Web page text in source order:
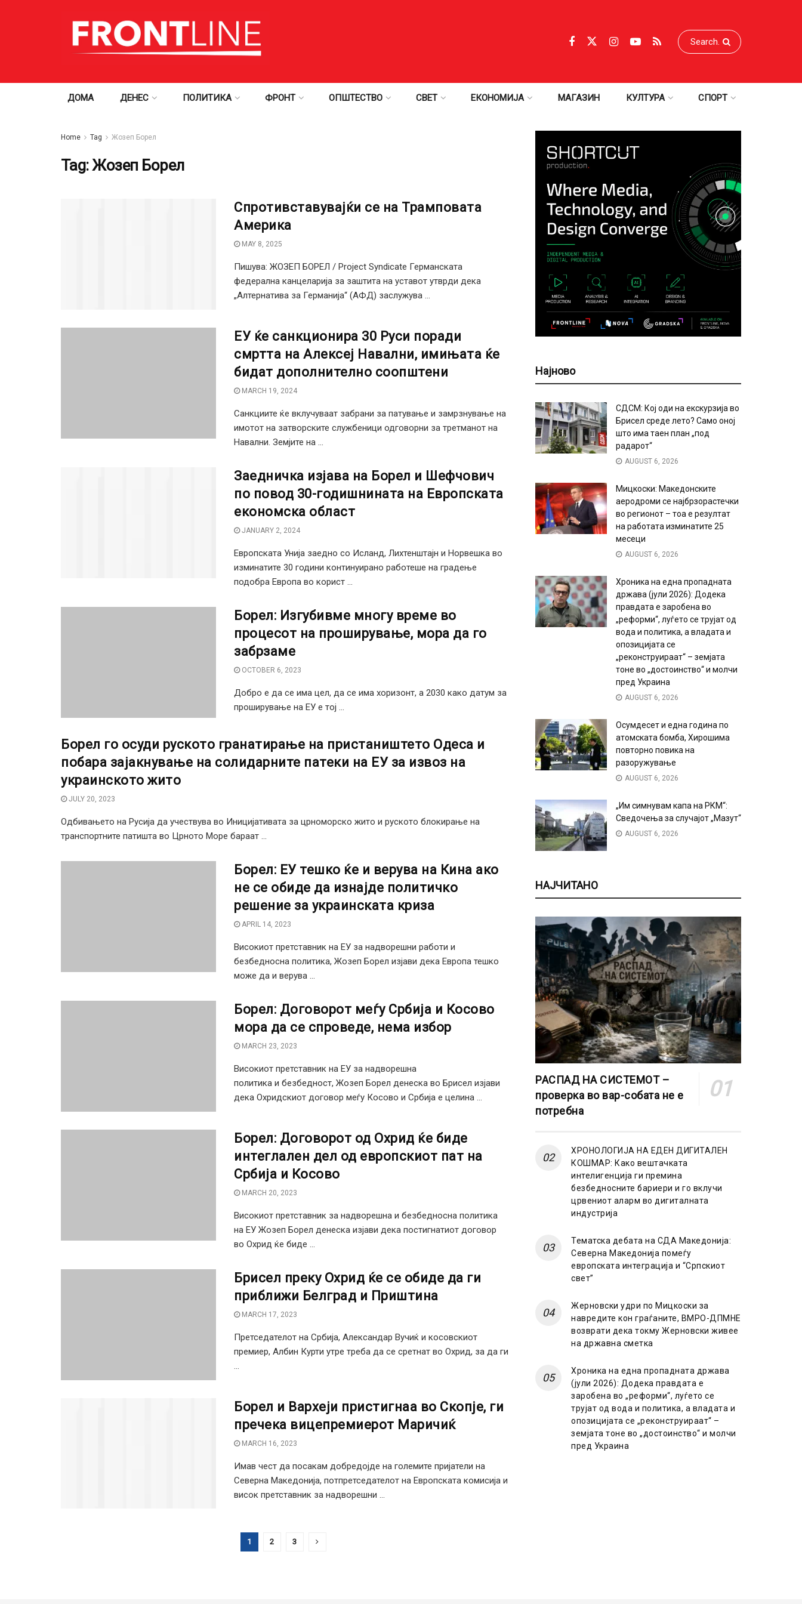
ДОМА ДЕНЕС ПОЛИТИКА ФРОНТ ОПШТЕСТВО СВЕТ ЕКОНОМИЈА МАГАЗИН КУЛТУРА СПОРТ
Home Tag Жозеп Борел
Tag:Жозеп Борел
Спротивставувајќи се на Трамповата
Америка
MAY 8, 2025
Пишува: ЖОЗЕП БОРЕЛ / Project Syndicate Германската
федерална канцеларија за заштита на уставот утврди дека
„Алтернатива за Германија“ (АФД) заслужува ...
ЕУ ќе санкционира 30 Руси поради
смртта на Алексеј Навални, имињата ќе
бидат дополнително соопштени
MARCH 19, 2024
Санкциите ќе вклучуваат забрани за патување и замрзнување на
имотот на затворските службеници одговорни за третманот на
Навални. Земјите на ...
Заедничка изјава на Борел и Шефчович
по повод 30-годишнината на Европската
економска област
JANUARY 2, 2024
Европската Унија заедно со Исланд, Лихтенштајн и Норвешка во
изминатите 30 години континуирано работеше на градење
подобра Европа во корист ...
Борел: Изгубивме многу време во
процесот на проширување, мора да го
забрзаме
OCTOBER 6, 2023
Добро е да се има цел, да се има хоризонт, а 2030 како датум за
проширување на ЕУ е тој ...
Борел го осуди руското гранатирање на пристаништето Одеса и
побара зајакнување на солидарните патеки на ЕУ за извоз на
украинското жито
JULY 20, 2023
Одбивањето на Русија да учествува во Иницијативата за црноморско жито и руското блокирање на
транспортните патишта во Црното Море бараат ...
Борел: ЕУ тешко ќе и верува на Кина ако
не се обиде да изнајде политичко
решение за украинската криза
APRIL 14, 2023
Високиот претставник на ЕУ за надворешни работи и
безбедносна политика, Жозеп Борел изјави дека Европа тешко
може да и верува ...
Борел: Договорот меѓу Србија и Косово
мора да се спроведе, нема избор
MARCH 23, 2023
Високиот претставник на ЕУ за надворешна
политика и безбедност, Жозеп Борел денеска во Брисел изјави
дека Охридскиот договор меѓу Косово и Србија е целина ...
Борел: Договорот од Охрид ќе биде
интеглален дел од европскиот пат на
Србија и Косово
MARCH 20, 2023
Високиот претставник за надворешна и безбедносна политика
на ЕУ Жозеп Борел денеска изјави дека постигнатиот договор
во Охрид ќе биде ...
Брисел преку Охрид ќе се обиде да ги
приближи Белград и Приштина
MARCH 17, 2023
Претседателот на Србија, Александар Вучиќ и косовскиот
премиер, Албин Курти утре треба да се сретнат во Охрид, за да ги
...
Борел и Вархеји пристигнаа во Скопје, ги
пречека вицепремиерот Маричиќ
MARCH 16, 2023
Имав чест да посакам добредојде на големите пријатели на
Северна Македонија, потпретседателот на Европската комисија и
висок претставник за надворешни ...
1 2 3
Најново
СДСМ: Кој оди на екскурзија во
Брисел среде лето? Само оној
што има таен план „под
радарот“
AUGUST 6, 2026
Мицкоски: Македонските
аеродроми се најбрзорастечки
во регионот – тоа е резултат
на работата изминатите 25
месеци
AUGUST 6, 2026
Хроника на една пропадната
држава (јули 2026): Додека
правдата е заробена во
„реформи“, луѓето се трујат од
вода и политика, а владата и
опозицијата се
„реконструираат“ – земјата
тоне во „достоинство“ и молчи
пред Украина
AUGUST 6, 2026
Осумдесет и една година по
атомската бомба, Хирошима
повторно повика на
разоружување
AUGUST 6, 2026
„Им симнувам капа на РКМ“:
Сведочења за случајот „Мазут“
AUGUST 6, 2026
НАЈЧИТАНО
РАСПАД НА СИСТЕМОТ –
проверка во вар-собата не е
потребна
ХРОНОЛОГИЈА НА ЕДЕН ДИГИТАЛЕН
КОШМАР: Како вештачката
интелигенција ги премина
безбедносните бариери и го вклучи
црвениот аларм во дигиталната
индустрија
Тематска дебата на СДА Македонија:
Северна Македонија помеѓу
европската интеграција и “Српскиот
свет”
Жерновски удри по Мицкоски за
навредите кон граѓаните, ВМРО-ДПМНЕ
возврати дека токму Жерновски живее
на државна сметка
Хроника на една пропадната држава
(јули 2026): Додека правдата е
заробена во „реформи“, луѓето се
трујат од вода и политика, а владата и
опозицијата се „реконструираат“ –
земјата тоне во „достоинство“ и молчи
пред Украина